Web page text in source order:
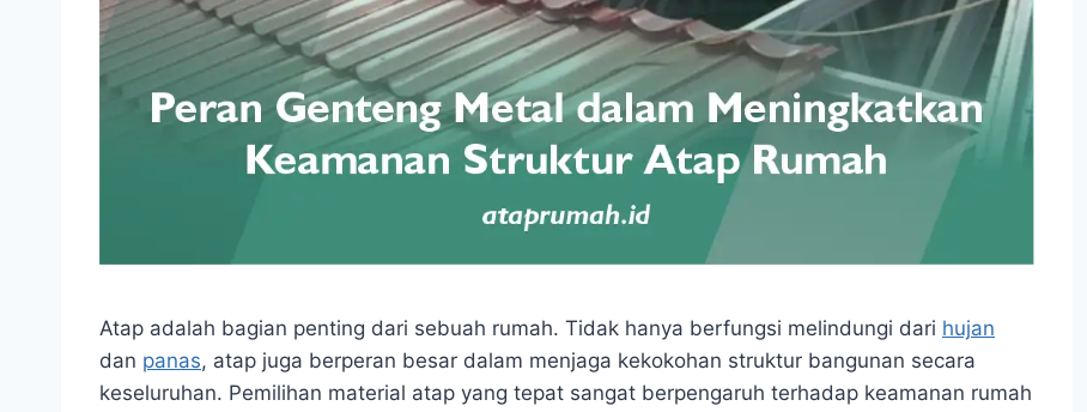
Atap adalah bagian penting dari sebuah rumah. Tidak hanya berfungsi melindungi dari hujan
dan panas, atap juga berperan besar dalam menjaga kekokohan struktur bangunan secara
keseluruhan. Pemilihan material atap yang tepat sangat berpengaruh terhadap keamanan rumah